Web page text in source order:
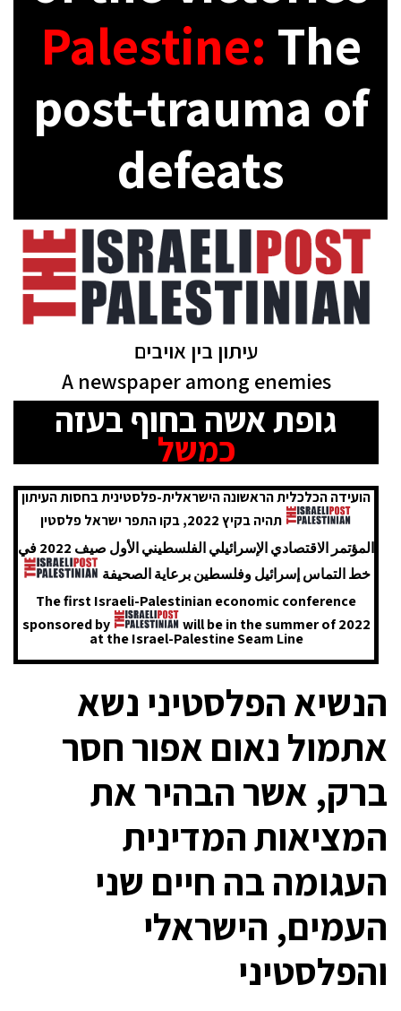
Palestine: The
post-trauma of
defeats
עיתון בין אויבים
A newspaper among enemies
גופת אשה בחוף בעזה
כמשל
הועידה הכלכלית הראשונה הישראלית-פלסטינית בחסות העיתון
תהיה בקיץ 2022, בקו התפר ישראל פלסטין
المؤتمر الاقتصادي الإسرائيلي الفلسطيني الأول صيف 2022 في
خط التماس إسرائيل وفلسطين برعاية الصحيفة
The first Israeli-Palestinian economic conference
sponsored by
will be in the summer of 2022
at the Israel-Palestine Seam Line
הנשיא הפלסטיני נשא
אתמול נאום אפור חסר
ברק, אשר הבהיר את
המציאות המדינית
העגומה בה חיים שני
העמים, הישראלי
והפלסטיני